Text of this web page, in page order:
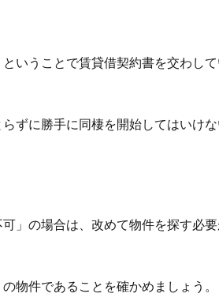
いうことで賃貸借契約書を交わし
ずに勝手に同棲を開始してはいけ
」の場合は、改めて物件を探す必要
物件であることを確かめましょう。